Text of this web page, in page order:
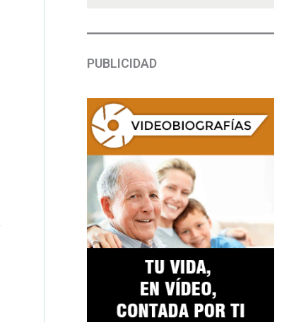
PUBLICIDAD